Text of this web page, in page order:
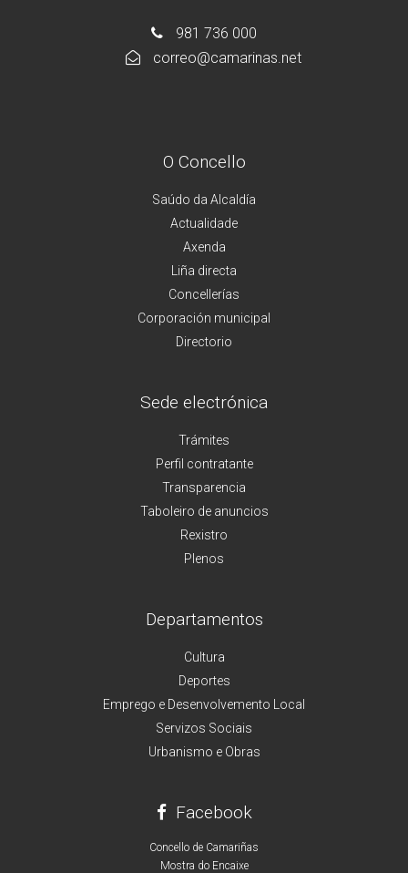
981 736 000
correo@camarinas.net
O Concello
Saúdo da Alcaldía
Actualidade
Axenda
Liña directa
Concellerías
Corporación municipal
Directorio
Sede electrónica
Trámites
Perfil contratante
Transparencia
Taboleiro de anuncios
Rexistro
Plenos
Departamentos
Cultura
Deportes
Emprego e Desenvolvemento Local
Servizos Sociais
Urbanismo e Obras
Facebook
Concello de Camariñas
Mostra do Encaixe